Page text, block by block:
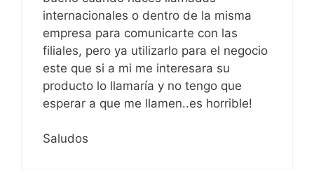
internacionales o dentro de la misma
empresa para comunicarte con las
filiales, pero ya utilizarlo para el negocio
este que si a mi me interesara su
producto lo llamaría y no tengo que
esperar a que me llamen..es horrible!
Saludos